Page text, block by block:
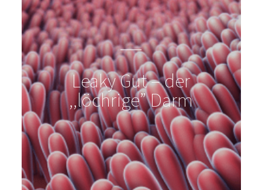
Leaky Gut – der
,,löchrige” Darm